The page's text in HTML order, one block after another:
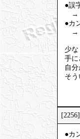
●誤
→
●カ
→
少
手に
自
そ
[2256]
●カ